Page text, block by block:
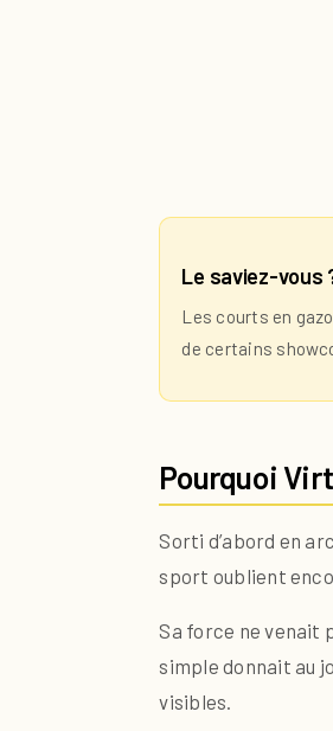
Le saviez-vous
Les courts en
de certains
Pourquoi
Sorti d’abord en
sport oublient
Sa force ne venait
simple donnait au
visibles.